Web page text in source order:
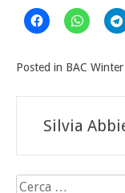
Posted in BAC
Navigazione
articoli
Silvia
Ricerca